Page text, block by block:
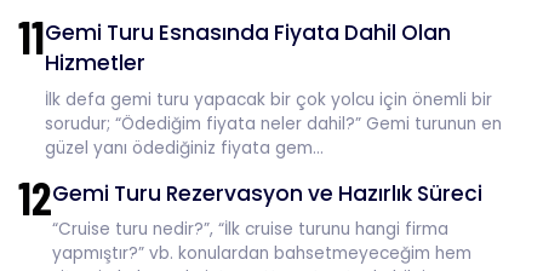
11Gemi Turu Esnasında Fiyata Dahil Olan
Hizmetler
İlk defa gemi turu yapacak bir çok yolcu için önemli bir
sorudur; “Ödediğim fiyata neler dahil?” Gemi turunun en
güzel yanı ödediğiniz fiyata gem...
12Gemi Turu Rezervasyon ve Hazırlık Süreci
“Cruise turu nedir?”, “İlk cruise turunu hangi firma
yapmıştır?” vb. konulardan bahsetmeyeceğim hem